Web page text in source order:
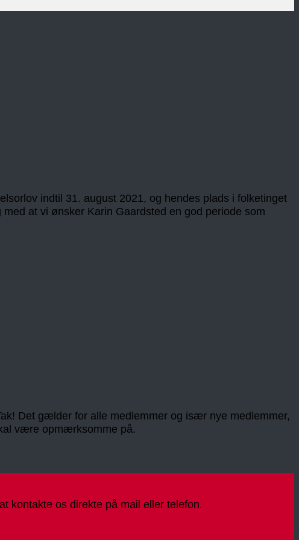
indtil 31. august 2021, og hendes plads i folketinget
at vi ønsker Karin Gaardsted en god periode som
Det gælder for alle medlemmer og især nye medlemmer,
være opmærksomme på.
kontakte os direkte på mail eller telefon.